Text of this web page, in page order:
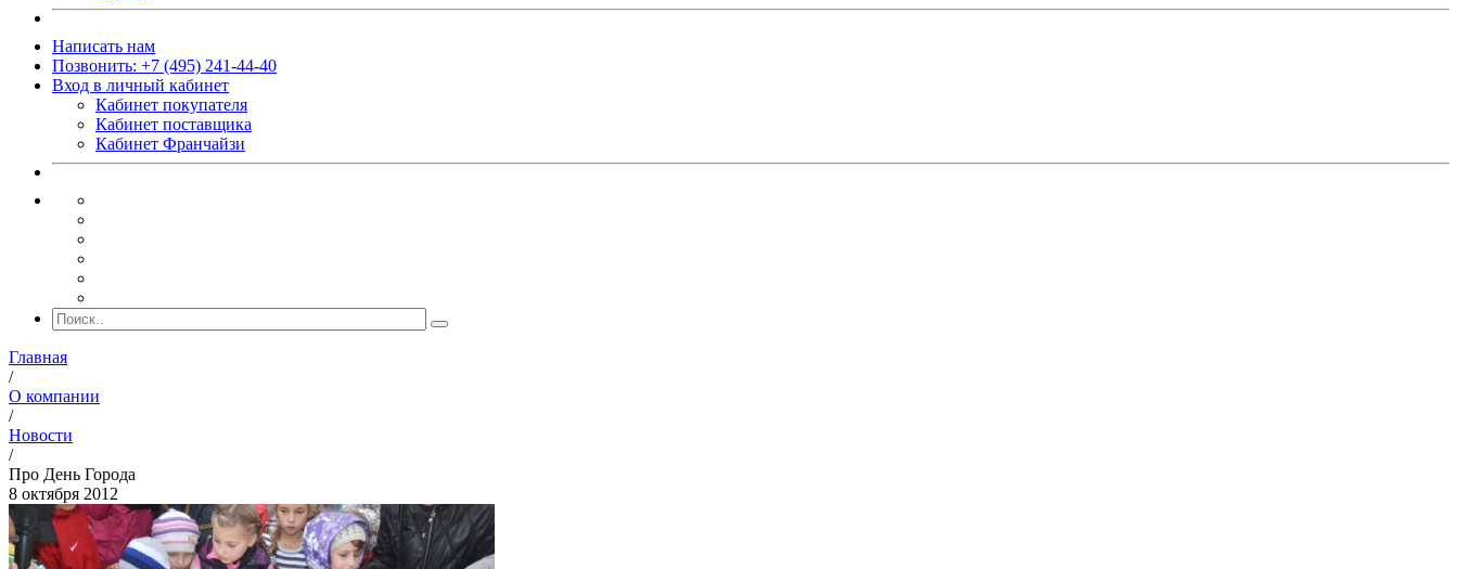
Написать нам
Позвонить: +7 (495) 241-44-40
Вход в личный кабинет
Кабинет покупателя
Кабинет поставщика
Кабинет Франчайзи
Главная
/
О компании
/
Новости
/
Про День Города
8 октября 2012